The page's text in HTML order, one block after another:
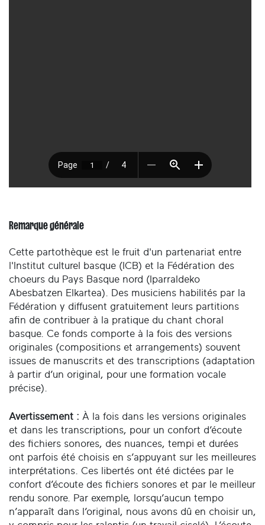
Remarque générale
Cette partothèque est le fruit d'un partenariat entre
l'Institut culturel basque (ICB) et la Fédération des
choeurs du Pays Basque nord (Iparraldeko
Abesbatzen Elkartea). Des musiciens habilités par la
Fédération y diffusent gratuitement leurs partitions
afin de contribuer à la pratique du chant choral
basque. Ce fonds comporte à la fois des versions
originales (compositions et arrangements) souvent
issues de manuscrits et des transcriptions (adaptation
à partir d’un original, pour une formation vocale
précise).
Avertissement : À la fois dans les versions originales
et dans les transcriptions, pour un confort d’écoute
des fichiers sonores, des nuances, tempi et durées
ont parfois été choisis en s’appuyant sur les meilleures
interprétations. Ces libertés ont été dictées par le
confort d’écoute des fichiers sonores et par le meilleur
rendu sonore. Par exemple, lorsqu’aucun tempo
n’apparaît dans l’original, nous avons dû en choisir un,